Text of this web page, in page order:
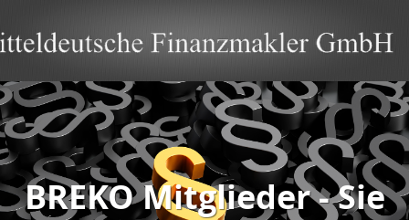
BREKO Mitglieder - Sie